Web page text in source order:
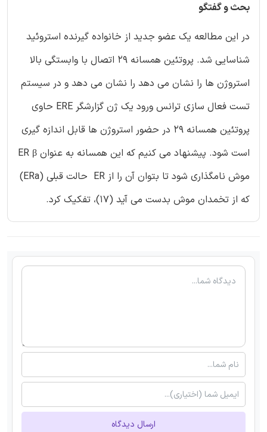
بحث و گفتگو
در این مطالعه یک عضو جدید از خانواده گیرنده استروئید
شناسایی شد. پروتئین همسانه 29 اتصال با وابستگی بالا
استروژن ها را نشان می دهد را نشان می دهد و در سیستم
تست فعال سازی ترانس ورود یک ژن گزارشگر ERE حاوی
پروتئین همسانه 29 در حضور استروژن ها قابل اندازه گیری
است شود. پیشنهاد می کنیم که این همسانه به عنوان ER β
موش نامگذاری شود تا بتوان آن را از ER حالت قبلی (ERa)
که از تخمدان موش بدست می آید (17)، تفکیک کرد.
ارسال دیدگاه